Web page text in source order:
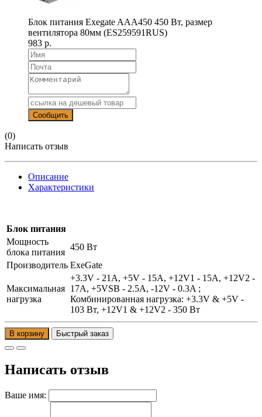
Блок питания Exegate AAA450 450 Вт, размер
вентилятора 80мм (ES259591RUS)
983 р.
(0)
Написать отзыв
Описание
Характеристики
Блок питания
Мощность
блока питания
450 Вт
Производитель ExeGate
Максимальная
нагрузка
+3.3V - 21A, +5V - 15A, +12V1 - 15A, +12V2 -
17A, +5VSB - 2.5A, -12V - 0.3A ;
Комбинированная нагрузка: +3.3V & +5V -
103 Вт, +12V1 & +12V2 - 350 Вт
В корзину
Написать отзыв
Ваше имя: